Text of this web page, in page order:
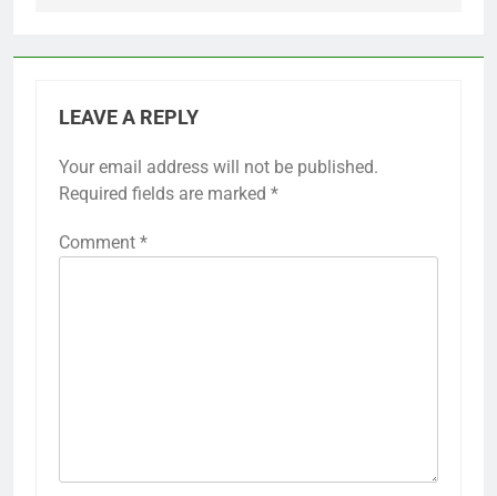
LEAVE A REPLY
Your email address will not be published.
Required fields are marked *
Comment *